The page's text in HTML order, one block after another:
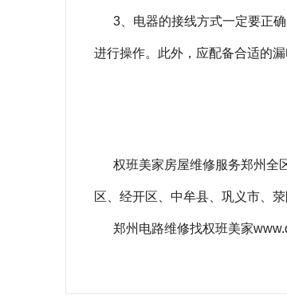
3、电器的接线方式一定要正
进行操作。此外，应配备合适的
权班美家房屋维修服务郑州全
区、经开区、中牟县、巩义市、
郑州电路维修找权班美家